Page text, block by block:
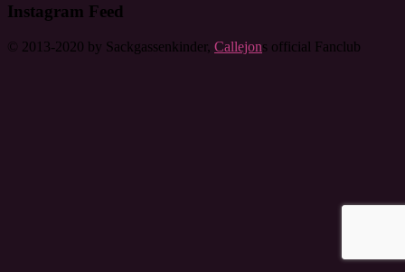
Instagram Feed
© 2013-2020 by Sackgassenkinder, Callejons official Fanclub